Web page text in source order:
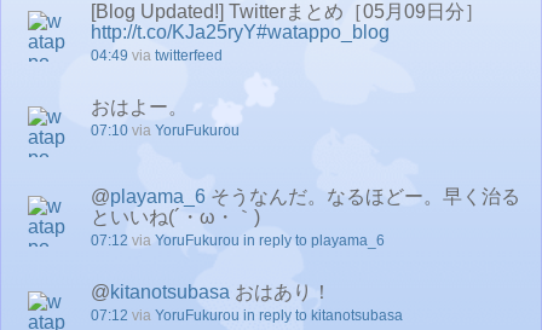
[Blog Updated!] Twitterまとめ［05月09日分］
http://t.co/KJa25ryY#watappo_blog
04:49 via twitterfeed
おはよー。
07:10 via YoruFukurou
@playama_6 そうなんだ。なるほどー。早く治る
といいね(´・ω・｀)
07:12 via YoruFukurou in reply to playama_6
@kitanotsubasa おはあり！
07:12 via YoruFukurou in reply to kitanotsubasa